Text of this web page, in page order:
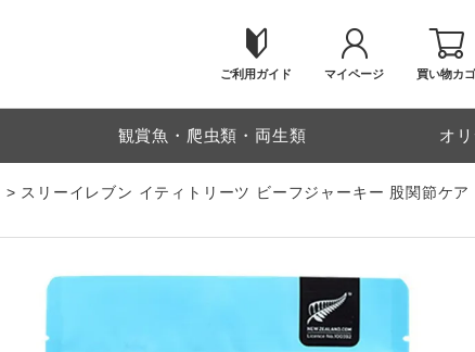
ご利用ガイド マイページ 買い物カゴ
観賞魚・爬虫類・両生類 オ
スリーイレブン イティトリーツ ビーフジャーキー 股関節ケア